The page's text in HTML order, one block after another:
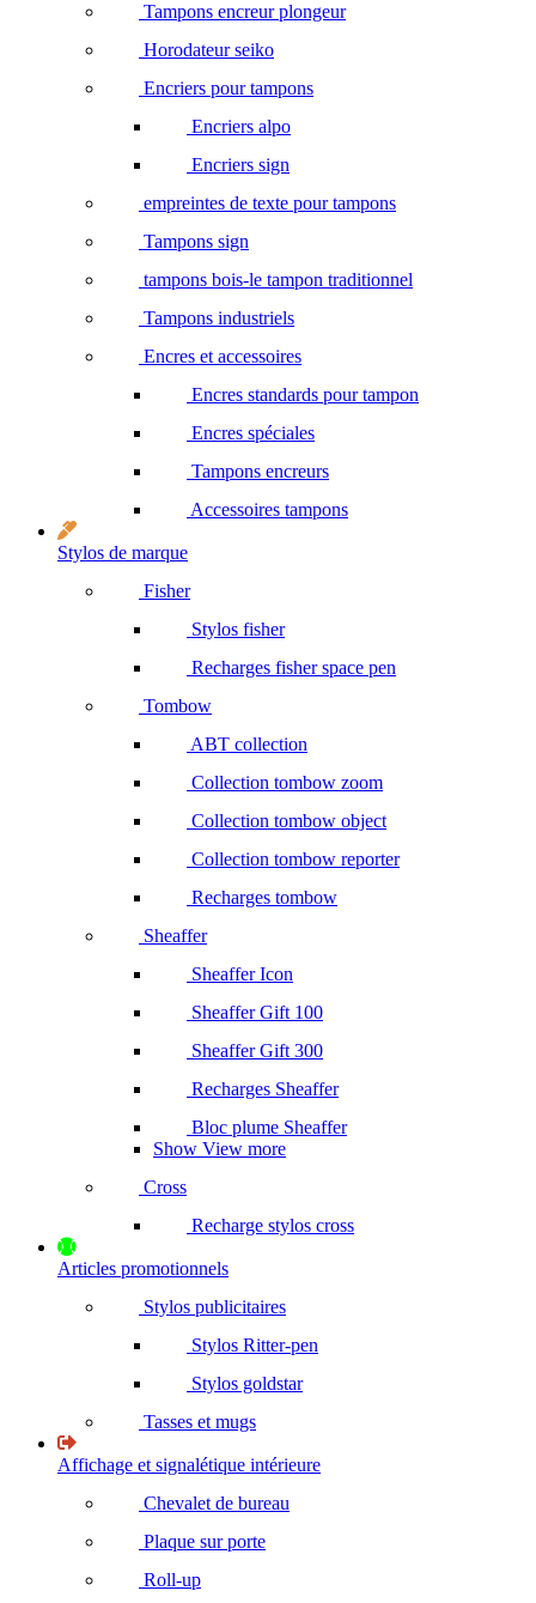
Tampons encreur plongeur
Horodateur seiko
Encriers pour tampons
Encriers alpo
Encriers sign
empreintes de texte pour tampons
Tampons sign
tampons bois-le tampon traditionnel
Tampons industriels
Encres et accessoires
Encres standards pour tampon
Encres spéciales
Tampons encreurs
Accessoires tampons
Stylos de marque
Fisher
Stylos fisher
Recharges fisher space pen
Tombow
ABT collection
Collection tombow zoom
Collection tombow object
Collection tombow reporter
Recharges tombow
Sheaffer
Sheaffer Icon
Sheaffer Gift 100
Sheaffer Gift 300
Recharges Sheaffer
Bloc plume Sheaffer
Show View more
Cross
Recharge stylos cross
Articles promotionnels
Stylos publicitaires
Stylos Ritter-pen
Stylos goldstar
Tasses et mugs
Affichage et signalétique intérieure
Chevalet de bureau
Plaque sur porte
Roll-up